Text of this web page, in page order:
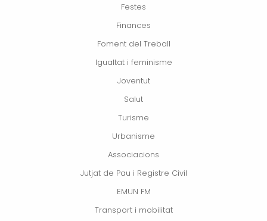
Festes
Finances
Foment del Treball
Igualtat i feminisme
Joventut
Salut
Turisme
Urbanisme
Associacions
Jutjat de Pau i Registre Civil
EMUN FM
Transport i mobilitat